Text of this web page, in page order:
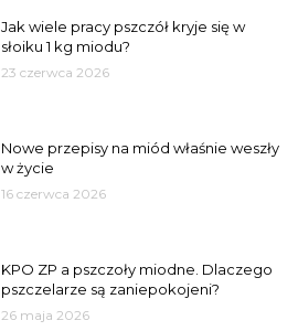
Jak wiele pracy pszczół kryje się w
słoiku 1 kg miodu?
23 czerwca 2026
Nowe przepisy na miód właśnie weszły
w życie
16 czerwca 2026
KPO ZP a pszczoły miodne. Dlaczego
pszczelarze są zaniepokojeni?
26 maja 2026